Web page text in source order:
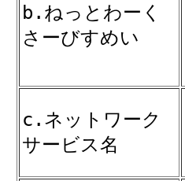
b.ねっとわーく
さーびすめい
c.ネットワーク
サービス名